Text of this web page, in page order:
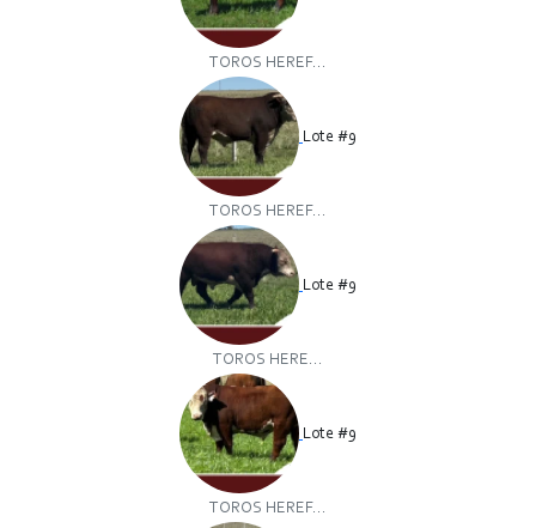
TOROS HEREF...
Lote #9
TOROS HEREF...
Lote #9
TOROS HERE...
Lote #9
TOROS HEREF...